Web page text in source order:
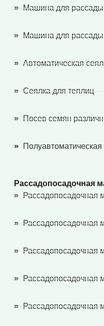
Машина для
Машина для
Автоматическая
Сеялка для теплиц
Посев семян
Рассадопосадочная
Рассадопосадочная
Рассадопосадочная
Рассадопосадочная
Рассадопосадочная
Рассадопосадочная